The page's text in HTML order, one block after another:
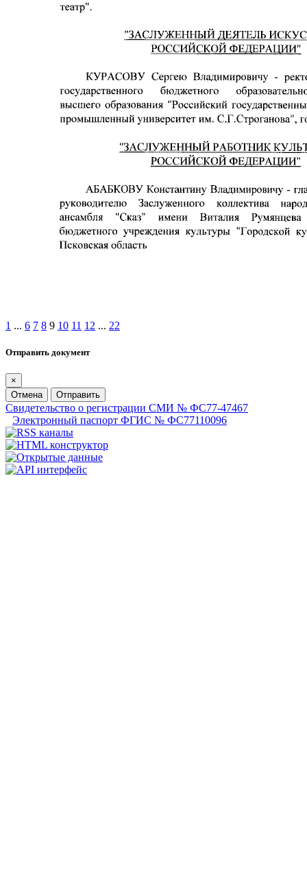
1 ... 6 7 8 9 10 11 12 ... 22
Отправить документ
×
Отмена
Отправить
Свидетельство о регистрации СМИ № ФС77-47467
Электронный паспорт ФГИС № ФС77110096